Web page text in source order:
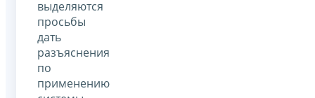
выделяются
просьбы
дать
разъяснения
по
применению